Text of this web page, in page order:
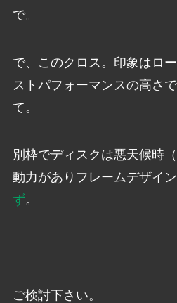
で。
で、このクロス。印象はロ
ストパフォーマンスの高さ
て。
別枠でディスクは悪天候時
動力がありフレームデザイ
ず。
ご検討下さい。